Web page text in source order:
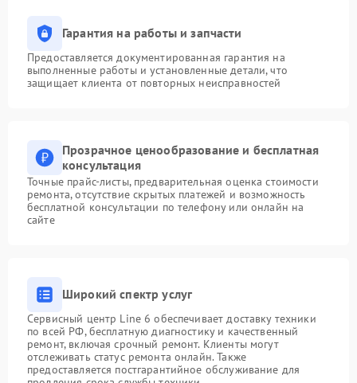
Гарантия на работы и запчасти
Предоставляется документированная гарантия на
выполненные работы и установленные детали, что
защищает клиента от повторных неисправностей
Прозрачное ценообразование и бесплатная
консультация
Точные прайс-листы, предварительная оценка стоимости
ремонта, отсутствие скрытых платежей и возможность
бесплатной консультации по телефону или онлайн на
сайте
Широкий спектр услуг
Сервисный центр Line 6 обеспечивает доставку техники
по всей РФ, бесплатную диагностику и качественный
ремонт, включая срочный ремонт. Клиенты могут
отслеживать статус ремонта онлайн. Также
предоставляется постгарантийное обслуживание для